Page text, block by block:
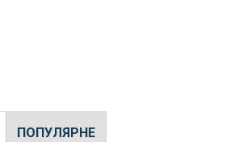
ПОПУЛЯРНЕ